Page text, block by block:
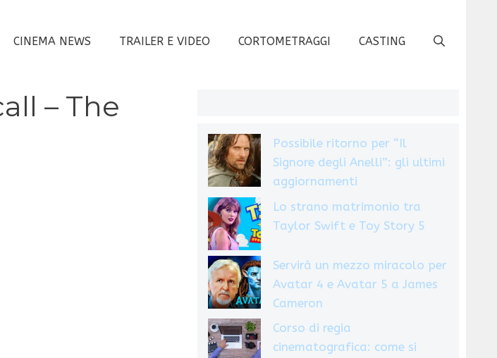
CINEMA NEWS TRAILER E VIDEO CORTOMETRAGGI CASTING
– The
Possibile ritorno per “Il
Signore degli Anelli”: gli ultimi
aggiornamenti
Lo strano matrimonio tra
Taylor Swift e Toy Story 5
Servirà un mezzo miracolo per
Avatar 4 e Avatar 5 a James
Cameron
Corso di regia
cinematografica: come si